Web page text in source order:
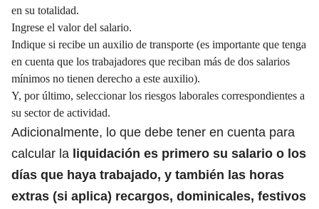
en su totalidad.
Ingrese el valor del salario.
Indique si recibe un auxilio de transporte (es importante que tenga
en cuenta que los trabajadores que reciban más de dos salarios
mínimos no tienen derecho a este auxilio).
Y, por último, seleccionar los riesgos laborales correspondientes a
su sector de actividad.
Adicionalmente, lo que debe tener en cuenta para
calcular la liquidación es primero su salario o los
días que haya trabajado, y también las horas
extras (si aplica) recargos, dominicales, festivos